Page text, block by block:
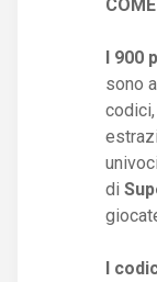
I 900
sono
di
I